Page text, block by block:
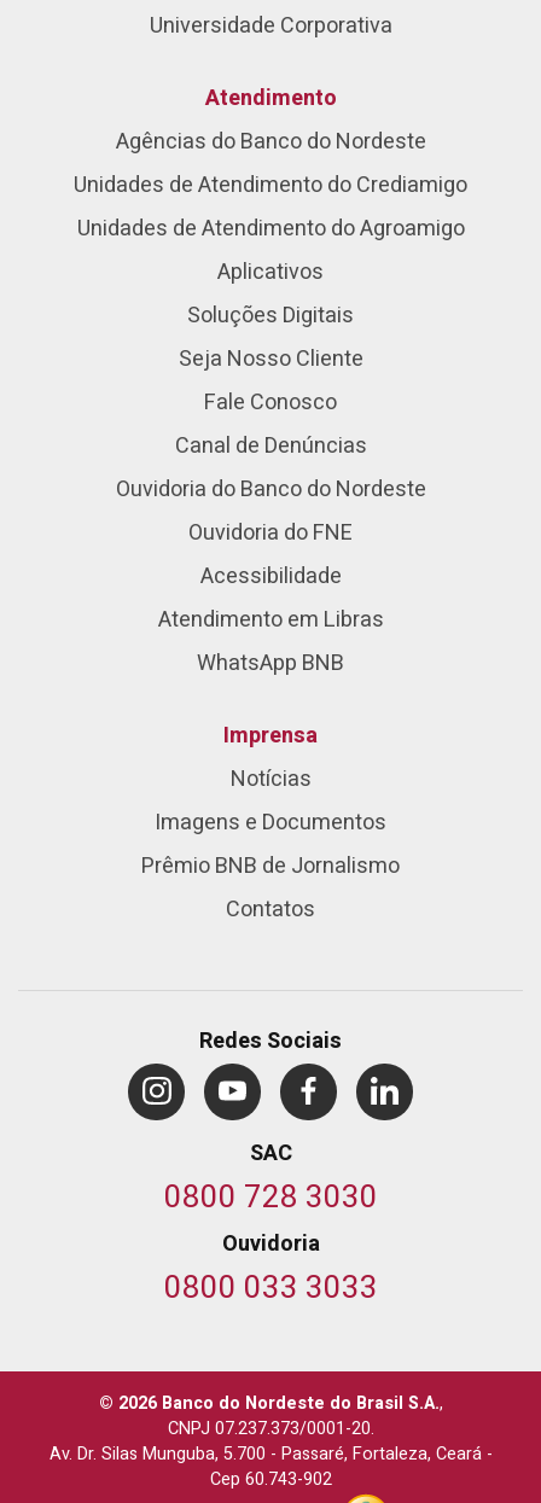
Universidade Corporativa
Atendimento
Agências do Banco do Nordeste
Unidades de Atendimento do Crediamigo
Unidades de Atendimento do Agroamigo
Aplicativos
Soluções Digitais
Seja Nosso Cliente
Fale Conosco
Canal de Denúncias
Ouvidoria do Banco do Nordeste
Ouvidoria do FNE
Acessibilidade
Atendimento em Libras
WhatsApp BNB
Imprensa
Notícias
Imagens e Documentos
Prêmio BNB de Jornalismo
Contatos
Redes Sociais
SAC
0800 728 3030
Ouvidoria
0800 033 3033
© 2026 Banco do Nordeste do Brasil S.A.,
CNPJ 07.237.373/0001-20.
Av. Dr. Silas Munguba, 5.700 - Passaré, Fortaleza, Ceará-
Cep 60.743-902